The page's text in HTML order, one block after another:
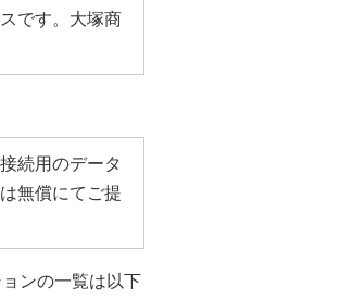
です。大塚商
続用のデータ
無償にてご提
ンの一覧は以下